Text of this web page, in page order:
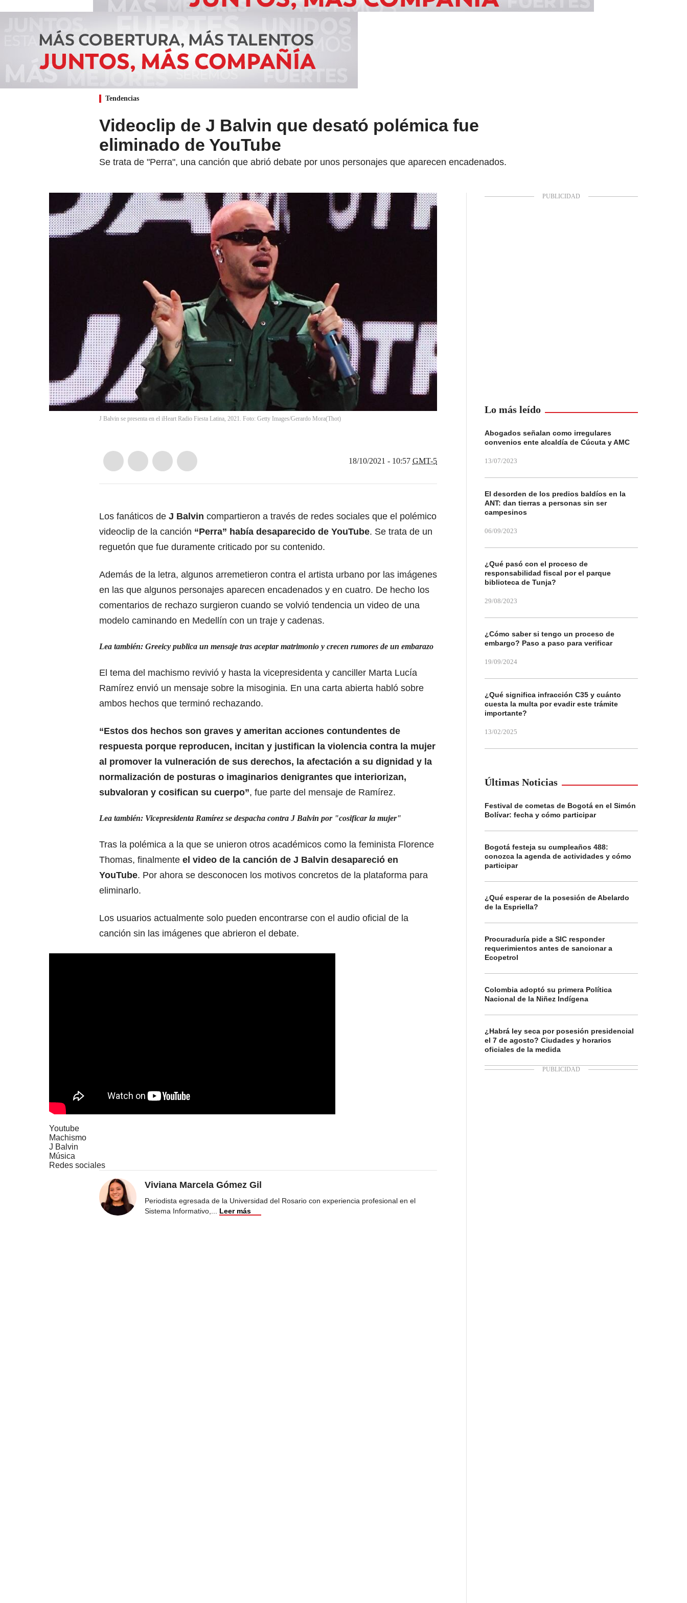
Tendencias
Videoclip de J Balvin que desató polémica fue
eliminado de YouTube
Se trata de "Perra", una canción que abrió debate por unos personajes que aparecen encadenados.
J Balvin se presenta en el iHeart Radio Fiesta Latina, 2021. Foto: Getty Images/Gerardo Mora(Thot)
18/10/2021 - 10:57 GMT-5
Los fanáticos de J Balvin compartieron a través de redes sociales que el polémico
videoclip de la canción “Perra” había desaparecido de YouTube. Se trata de un
reguetón que fue duramente criticado por su contenido.
Además de la letra, algunos arremetieron contra el artista urbano por las imágenes
en las que algunos personajes aparecen encadenados y en cuatro. De hecho los
comentarios de rechazo surgieron cuando se volvió tendencia un video de una
modelo caminando en Medellín con un traje y cadenas.
Lea también: Greeicy publica un mensaje tras aceptar matrimonio y crecen rumores de un embarazo
El tema del machismo revivió y hasta la vicepresidenta y canciller Marta Lucía
Ramírez envió un mensaje sobre la misoginia. En una carta abierta habló sobre
ambos hechos que terminó rechazando.
“Estos dos hechos son graves y ameritan acciones contundentes de
respuesta porque reproducen, incitan y justifican la violencia contra la mujer
al promover la vulneración de sus derechos, la afectación a su dignidad y la
normalización de posturas o imaginarios denigrantes que interiorizan,
subvaloran y cosifican su cuerpo”, fue parte del mensaje de Ramírez.
Lea también: Vicepresidenta Ramírez se despacha contra J Balvin por "cosificar la mujer"
Tras la polémica a la que se unieron otros académicos como la feminista Florence
Thomas, finalmente el video de la canción de J Balvin desapareció en
YouTube. Por ahora se desconocen los motivos concretos de la plataforma para
eliminarlo.
Los usuarios actualmente solo pueden encontrarse con el audio oficial de la
canción sin las imágenes que abrieron el debate.
Youtube
Machismo
J Balvin
Música
Redes sociales
Viviana Marcela Gómez Gil
Periodista egresada de la Universidad del Rosario con experiencia profesional en el
Sistema Informativo,
Leer más
Lo más leído
Abogados señalan como irregulares
convenios ente alcaldía de Cúcuta y AMC
13/07/2023
El desorden de los predios baldíos en la
ANT: dan tierras a personas sin ser
campesinos
06/09/2023
¿Qué pasó con el proceso de
responsabilidad fiscal por el parque
biblioteca de Tunja?
29/08/2023
¿Cómo saber si tengo un proceso de
embargo? Paso a paso para verificar
19/09/2024
¿Qué significa infracción C35 y cuánto
cuesta la multa por evadir este trámite
importante?
13/02/2025
Últimas Noticias
Festival de cometas de Bogotá en el Simón
Bolívar: fecha y cómo participar
Bogotá festeja su cumpleaños 488:
conozca la agenda de actividades y cómo
participar
¿Qué esperar de la posesión de Abelardo
de la Espriella?
Procuraduría pide a SIC responder
requerimientos antes de sancionar a
Ecopetrol
Colombia adoptó su primera Política
Nacional de la Niñez Indígena
¿Habrá ley seca por posesión presidencial
el 7 de agosto? Ciudades y horarios
oficiales de la medida